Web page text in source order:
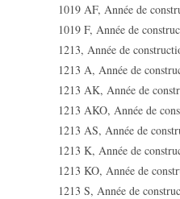
1019 AF, Année de
1019 F, Année de
1213, Année de
1213 A, Année de
1213 AK, Année de
1213 AKO, Année de
1213 AS, Année de
1213 K, Année de
1213 KO, Année de
1213 S, Année de